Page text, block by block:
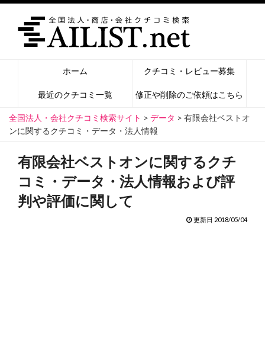
ホーム クチコミ・レビュー募集
最近のクチコミ一覧 修正や削除のご依頼はこちら
全国法人・会社クチコミ検索サイト > データ > 有限会社ベストオ
ンに関するクチコミ・データ・法人情報
有限会社ベストオンに関するクチ
コミ・データ・法人情報および評
判や評価に関して
更新日 2018/05/04